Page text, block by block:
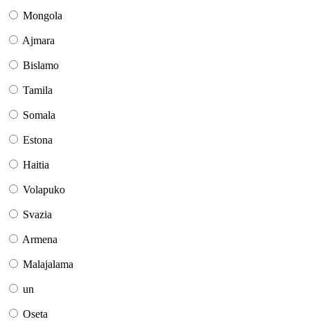
Mongola
Ajmara
Bislamo
Tamila
Somala
Estona
Haitia
Volapuko
Svazia
Armena
Malajalama
un
Oseta